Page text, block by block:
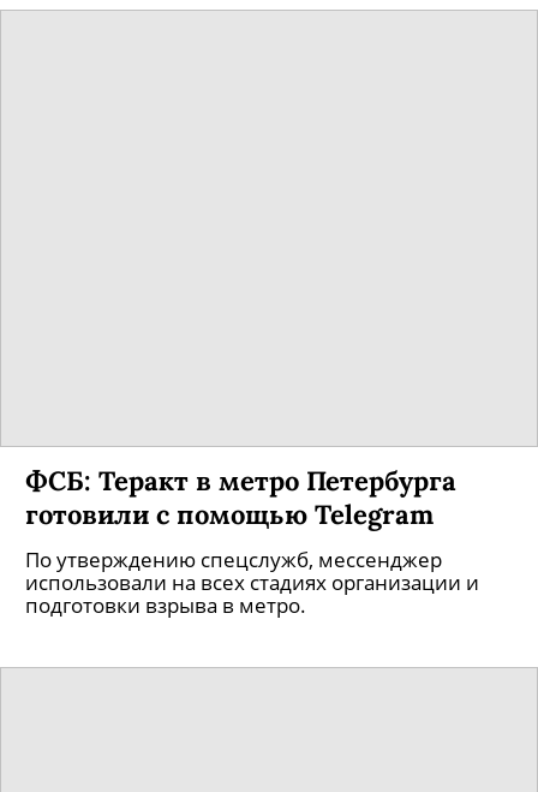
ФСБ: Теракт в метро Петербурга
готовили с помощью Telegram
По утверждению спецслужб, мессенджер
использовали на всех стадиях организации и
подготовки взрыва в метро.